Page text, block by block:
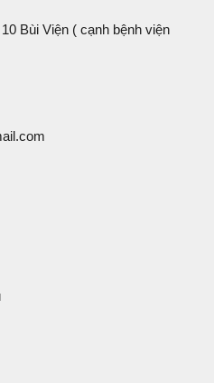
Bùi Viện ( cạnh bệnh viện